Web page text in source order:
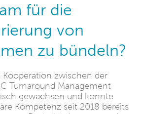
für die
von
zu bündeln?
Kooperation zwischen der
Turnaround Management
gewachsen und konnte
Kompetenz seit 2018 bereits